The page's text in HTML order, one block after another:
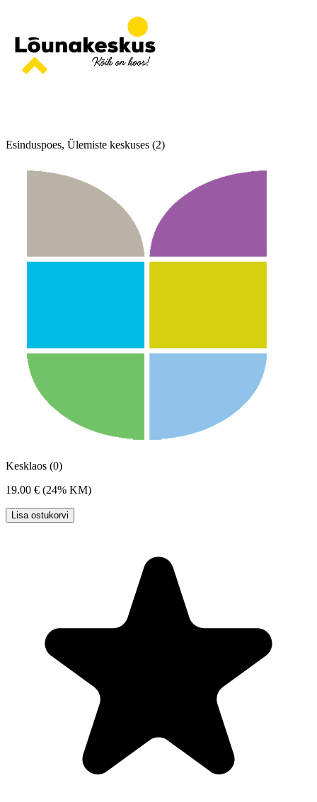
Esinduspoes, Ülemiste keskuses (2)
Kesklaos (0)
19.00 € (24% KM)
Lisa ostukorvi